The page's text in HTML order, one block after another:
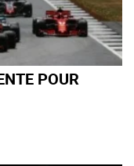
POUR